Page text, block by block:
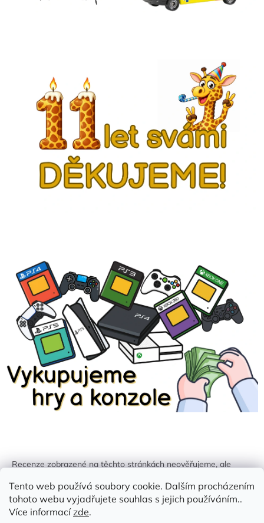
Tento web používá soubory cookie. Dalším procházením
tohoto webu vyjadřujete souhlas s jejich používáním..
Více informacízde.
Recenze zobrazené na těchto stránkách neověřujeme, ale
identifikován.